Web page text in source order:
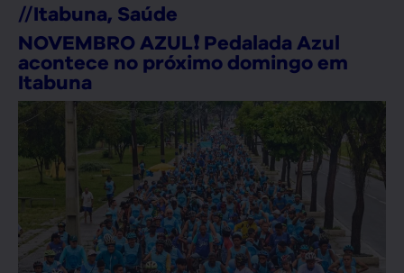
//Itabuna, Saúde
NOVEMBRO AZUL❗ Pedalada Azul
acontece no próximo domingo em
Itabuna